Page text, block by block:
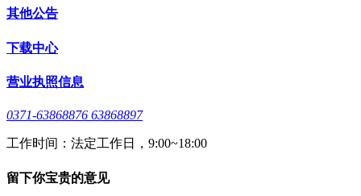
其他公告
下载中心
营业执照信息
0371-63868876 63868897
工作时间：法定工作日，9:00~18:00
留下你宝贵的意见